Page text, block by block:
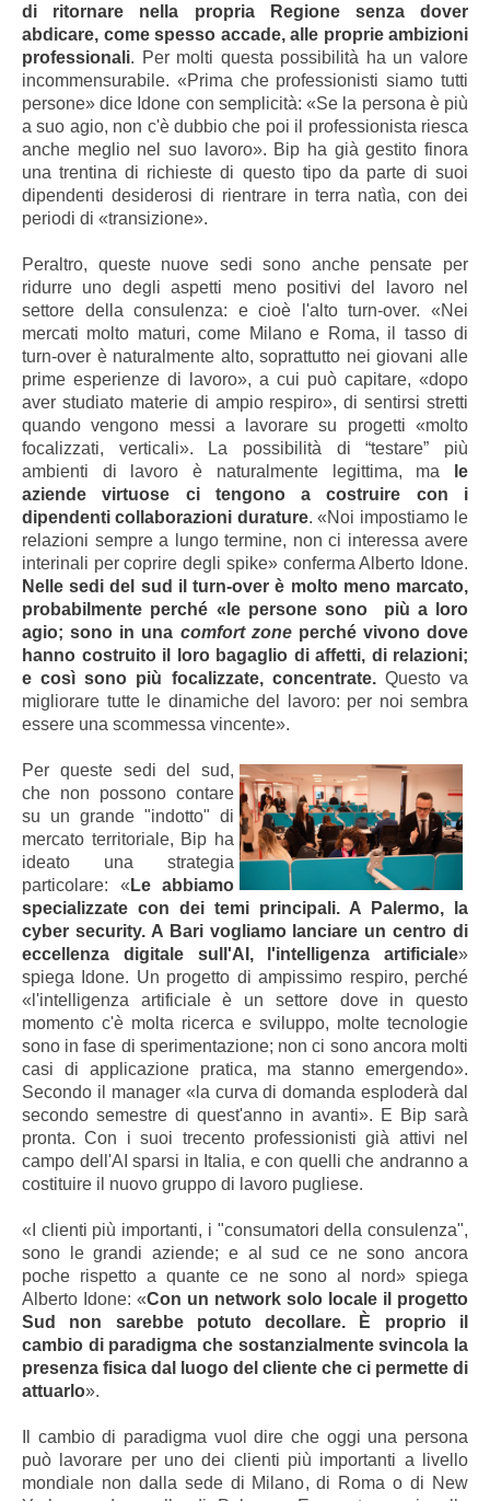
di ritornare nella propria Regione senza dover
abdicare, come spesso accade, alle proprie ambizioni
professionali. Per molti questa possibilità ha un valore
incommensurabile. «Prima che professionisti siamo tutti
persone» dice Idone con semplicità: «Se la persona è più
a suo agio, non c'è dubbio che poi il professionista riesca
anche meglio nel suo lavoro». Bip ha già gestito finora
una trentina di richieste di questo tipo da parte di suoi
dipendenti desiderosi di rientrare in terra natìa, con dei
periodi di «transizione».
Peraltro, queste nuove sedi sono anche pensate per
ridurre uno degli aspetti meno positivi del lavoro nel
settore della consulenza: e cioè l'alto turn-over. «Nei
mercati molto maturi, come Milano e Roma, il tasso di
turn-over è naturalmente alto, soprattutto nei giovani alle
prime esperienze di lavoro», a cui può capitare, «dopo
aver studiato materie di ampio respiro», di sentirsi stretti
quando vengono messi a lavorare su progetti «molto
focalizzati, verticali». La possibilità di “testare” più
ambienti di lavoro è naturalmente legittima, ma le
aziende virtuose ci tengono a costruire con i
dipendenti collaborazioni durature. «Noi impostiamo le
relazioni sempre a lungo termine, non ci interessa avere
interinali per coprire degli spike» conferma Alberto Idone.
Nelle sedi del sud il turn-over è molto meno marcato,
probabilmente perché «le persone sono più a loro
agio; sono in una comfort zoneperché vivono dove
hanno costruito il loro bagaglio di affetti, di relazioni;
e così sono più focalizzate, concentrate.Questo va
migliorare tutte le dinamiche del lavoro: per noi sembra
essere una scommessa vincente».
Per queste sedi del sud,
che non possono contare
su un grande "indotto" di
mercato territoriale, Bip ha
ideato una strategia
particolare: « Le abbiamo
specializzate con dei temi principali. A Palermo, la
cyber security. A Bari vogliamo lanciare un centro di
eccellenza digitale sull'AI, l'intelligenza artificiale»
spiega Idone. Un progetto di ampissimo respiro, perché
«l'intelligenza artificiale è un settore dove in questo
momento c'è molta ricerca e sviluppo, molte tecnologie
sono in fase di sperimentazione; non ci sono ancora molti
casi di applicazione pratica, ma stanno emergendo».
Secondo il manager «la curva di domanda esploderà dal
secondo semestre di quest'anno in avanti». E Bip sarà
pronta. Con i suoi trecento professionisti già attivi nel
campo dell'AI sparsi in Italia, e con quelli che andranno a
costituire il nuovo gruppo di lavoro pugliese.
«I clienti più importanti, i "consumatori della consulenza",
sono le grandi aziende; e al sud ce ne sono ancora
poche rispetto a quante ce ne sono al nord» spiega
Alberto Idone: «Con un network solo locale il progetto
Sud non sarebbe potuto decollare. È proprio il
cambio di paradigma che sostanzialmente svincola la
presenza fisica dal luogo del cliente che ci permette di
attuarlo».
Il cambio di paradigma vuol dire che oggi una persona
può lavorare per uno dei clienti più importanti a livello
mondiale non dalla sede di Milano, di Roma o di New